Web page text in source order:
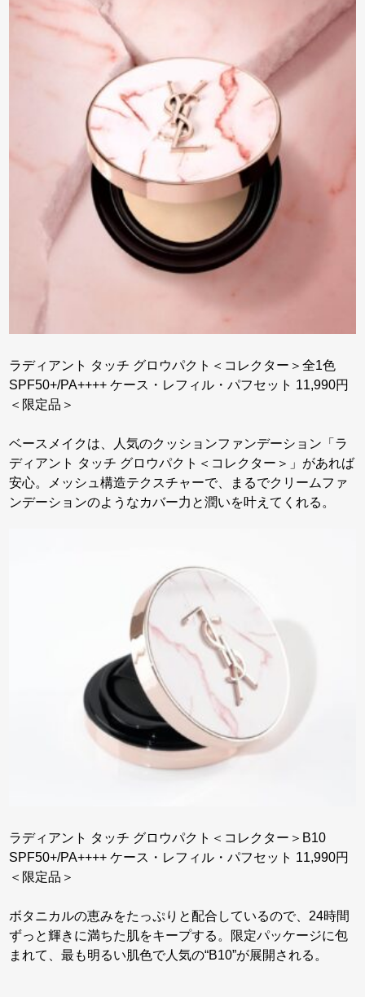
ラディアント タッチ グロウパクト＜コレクター＞全1色
SPF50+/PA++++ ケース・レフィル・パフセット 11,990円
＜限定品＞
ベースメイクは、人気のクッションファンデーション「ラ
ディアント タッチ グロウパクト＜コレクター＞」があれば
安心。メッシュ構造テクスチャーで、まるでクリームファ
ンデーションのようなカバー力と潤いを叶えてくれる。
ラディアント タッチ グロウパクト＜コレクター＞B10
SPF50+/PA++++ ケース・レフィル・パフセット 11,990円
＜限定品＞
ボタニカルの恵みをたっぷりと配合しているので、24時間
ずっと輝きに満ちた肌をキープする。限定パッケージに包
まれて、最も明るい肌色で人気の“B10”が展開される。